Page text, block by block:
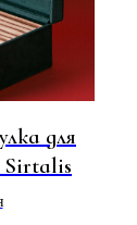
для
Sirtalis